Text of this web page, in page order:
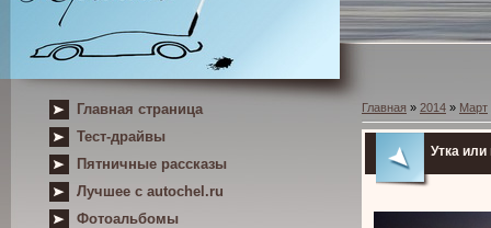
Главная страница
Тест-драйвы
Пятничные рассказы
Лучшее с autochel.ru
Фотоальбомы
Главная » 2014 » Март
Утка или